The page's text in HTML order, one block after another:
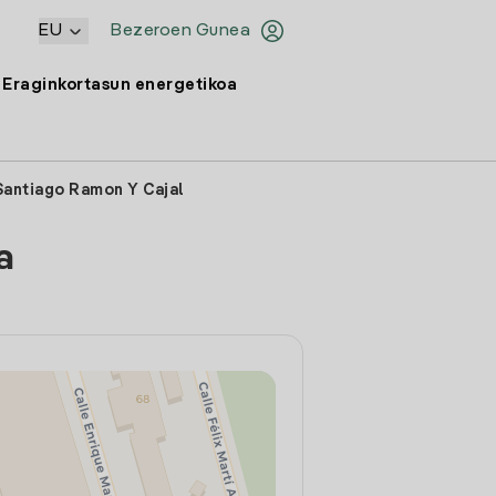
Bezeroen Gunea
EU
Eraginkortasun energetikoa
Ramon Y Cajal